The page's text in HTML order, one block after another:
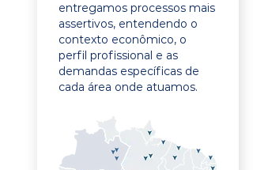
entregamos processos mais
assertivos, entendendo o
contexto econômico, o
perfil profissional e as
demandas específicas de
cada área onde atuamos.